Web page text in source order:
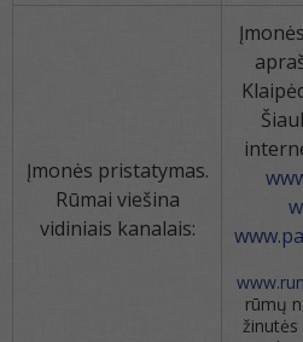
Įmonės pristatymas.
Rūmai viešina
vidiniais kanalais:
rūmų